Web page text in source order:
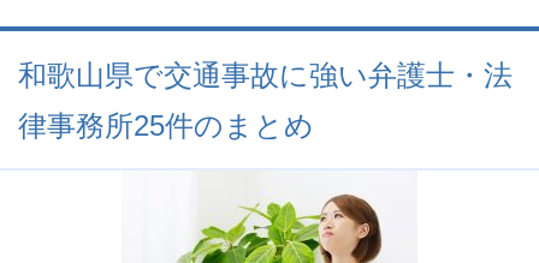
和歌山県で交通事故に強い弁護士・法
律事務所25件のまとめ